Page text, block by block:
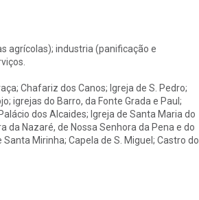
agrícolas); industria (panificação e
Chafariz dos Canos; Igreja de S. Pedro;
igrejas do Barro, da Fonte Grada e Paul;
dos Alcaides; Igreja de Santa Maria do
da Nazaré, de Nossa Senhora da Pena e do
Mirinha; Capela de S. Miguel; Castro do